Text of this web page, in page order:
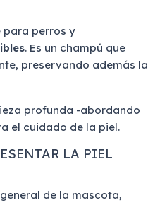
para perros y
. Es un champú que
preservando además la
profunda -abordando
el cuidado de la piel.
LA PIEL
de la mascota,